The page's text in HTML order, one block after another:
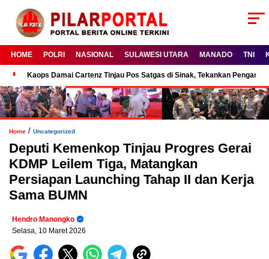
HOME POLRI NASIONAL SULAWESI UTARA MANADO TNI
Kaops Damai Cartenz Tinjau Pos Satgas di Sinak, Tekankan
Home / Uncategorized
Deputi Kemenkop Tinjau Progres Gerai
KDMP Leilem Tiga, Matangkan
Persiapan Launching Tahap II dan Kerja
Sama BUMN
Hendro Manongko
Selasa, 10 Maret 2026